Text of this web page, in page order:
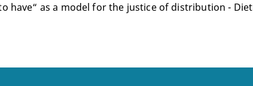
have“ as a model for the justice of distribution -